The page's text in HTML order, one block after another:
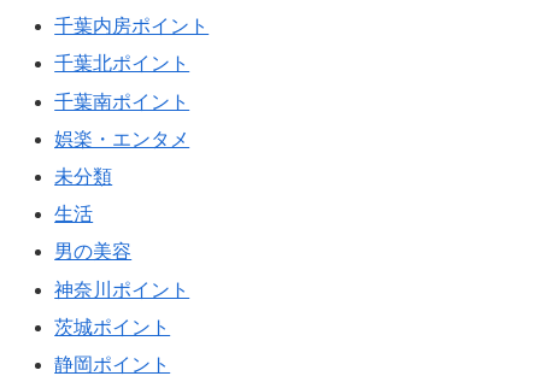
千葉内房ポイント
千葉北ポイント
千葉南ポイント
娯楽・エンタメ
未分類
生活
男の美容
神奈川ポイント
茨城ポイント
静岡ポイント